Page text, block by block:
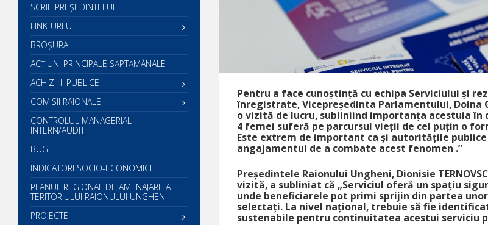
Pentru a face cunoștință cu echipa Serviciului și
înregistrate, Vicepreședinta Parlamentului, Doina
o vizită de lucru, subliniind importanța acestuia în
4 femei suferă pe parcursul vieții de cel puțin o
Este extrem de important ca și autoritățile publice
angajamentul de a combate acest fenomen .”
Președintele Raionului Ungheni, Dionisie
vizită, a subliniat că „Serviciul oferă un spațiu
unde beneficiarele pot primi sprijin din partea
selectați. La nivel național, trebuie să fie
sustenabile pentru continuitatea acestui serviciu
SCRIE PREŞEDINTELUI
LINK-URI UTILE
BROȘURA
ACŢIUNI PRINCIPALE SĂPTĂMÂNALE
ACHIZIȚII PUBLICE
COMISII RAIONALE
CONTROLUL MANAGERIAL
INTERN/AUDIT
BUGET
INDICATORI SOCIO-ECONOMICI
PLANUL REGIONAL DE AMENAJARE A
TERITORIULUI RAIONULUI UNGHENI
PROIECTE